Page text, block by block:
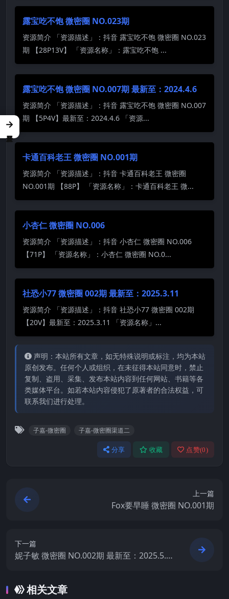
露宝吃不饱 微密圈 NO.023期
资源简介 「资源描述」：抖音 露宝吃不饱 微密圈 NO.023
期 【28P13V】 「资源名称」：露宝吃不饱 ...
露宝吃不饱 微密圈 NO.007期 最新至：2024.4.6
资源简介 「资源描述」：抖音 露宝吃不饱 微密圈 NO.007
期 【5P4V】最新至：2024.4.6 「资源...
卡通百科老王 微密圈 NO.001期
资源简介 「资源描述」：抖音 卡通百科老王 微密圈
NO.001期 【88P】 「资源名称」：卡通百科老王 微...
小杏仁 微密圈 NO.006
资源简介 「资源描述」：抖音 小杏仁 微密圈 NO.006
【71P】 「资源名称」：小杏仁 微密圈 NO.0...
社恐小77 微密圈 002期 最新至：2025.3.11
资源简介 「资源描述」：抖音 社恐小77 微密圈 002期
【20V】最新至：2025.3.11 「资源名称」...
声明：本站所有文章，如无特殊说明或标注，均为本站
原创发布。任何个人或组织，在未征得本站同意时，禁止
复制、盗用、采集、发布本站内容到任何网站、书籍等各
类媒体平台。如若本站内容侵犯了原著者的合法权益，可
联系我们进行处理。
子嘉-微密圈 子嘉-微密圈渠道二
分享 收藏 点赞(0)
上一篇
Fox要早睡 微密圈 NO.001期
下一篇
妮子敏 微密圈 NO.002期 最新至：2025.5.1
相关文章
→